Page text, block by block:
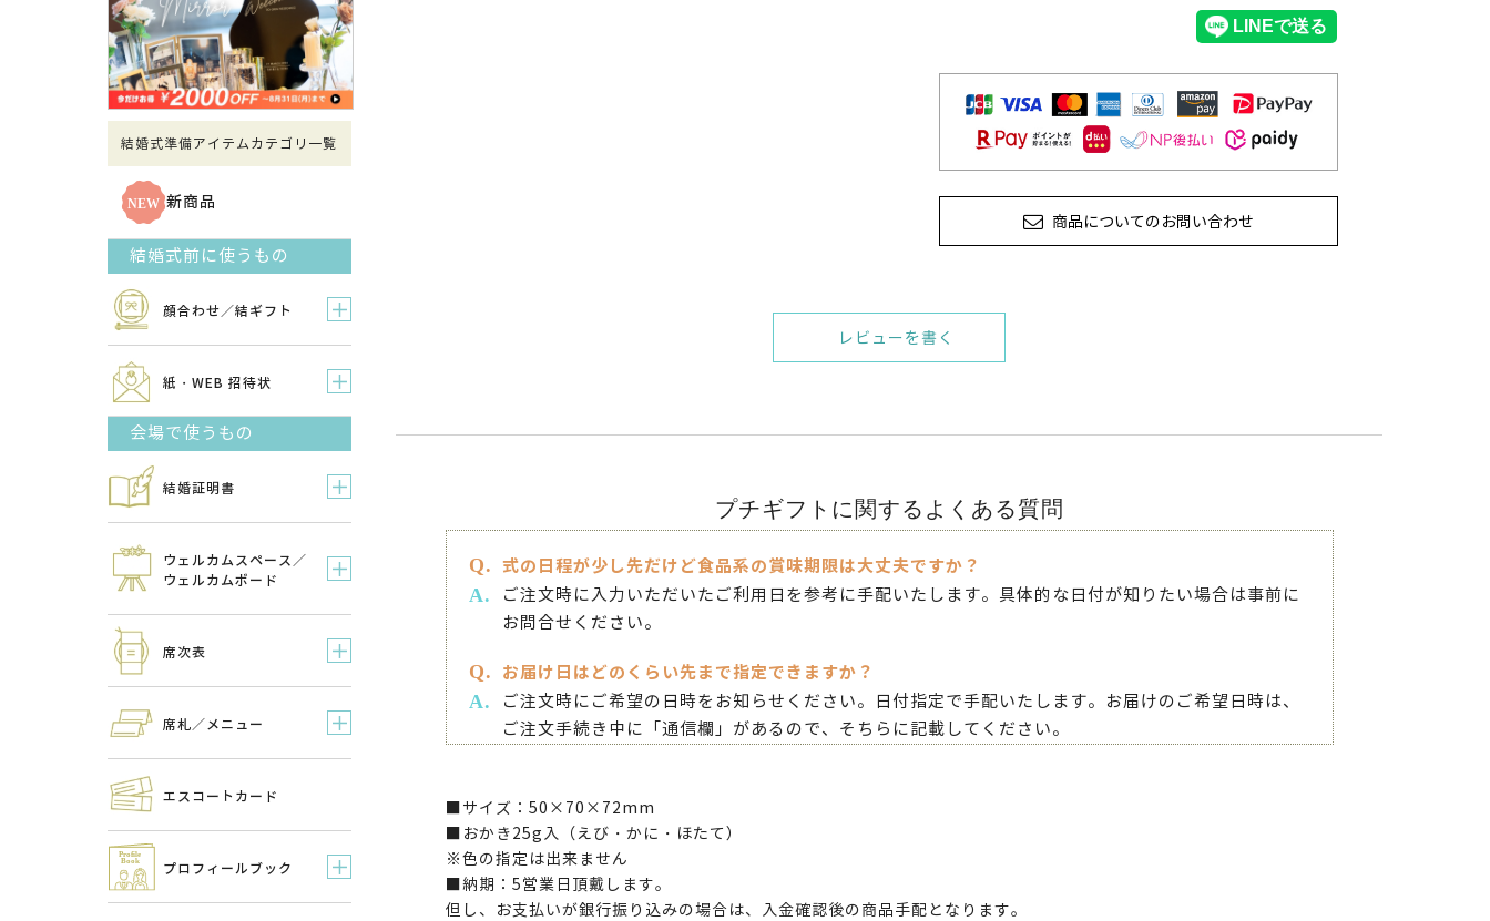
結婚式準備アイテムカテゴリ一覧
新商品
結婚式前に使うもの
顔合わせ／結ギフト
紙・WEB 招待状
会場で使うもの
結婚証明書
ウェルカムスペース／
ウェルカムボード
席次表
席札／メニュー
エスコートカード
プロフィールブック
商品についてのお問い合わせ
レビューを書く
プチギフトに関するよくある質問
式の日程が少し先だけど食品系の賞味期限は大丈夫ですか？
ご注文時に入力いただいたご利用日を参考に手配いたします。具体的な日付が知りたい場合は事前に
お問合せください。
お届け日はどのくらい先まで指定できますか？
ご注文時にご希望の日時をお知らせください。日付指定で手配いたします。お届けのご希望日時は、
ご注文手続き中に「通信欄」があるので、そちらに記載してください。
■サイズ：50×70×72mm
■おかき25g入（えび・かに・ほたて）
※色の指定は出来ません
■納期：5営業日頂戴します。
但し、お支払いが銀行振り込みの場合は、入金確認後の商品手配となります。